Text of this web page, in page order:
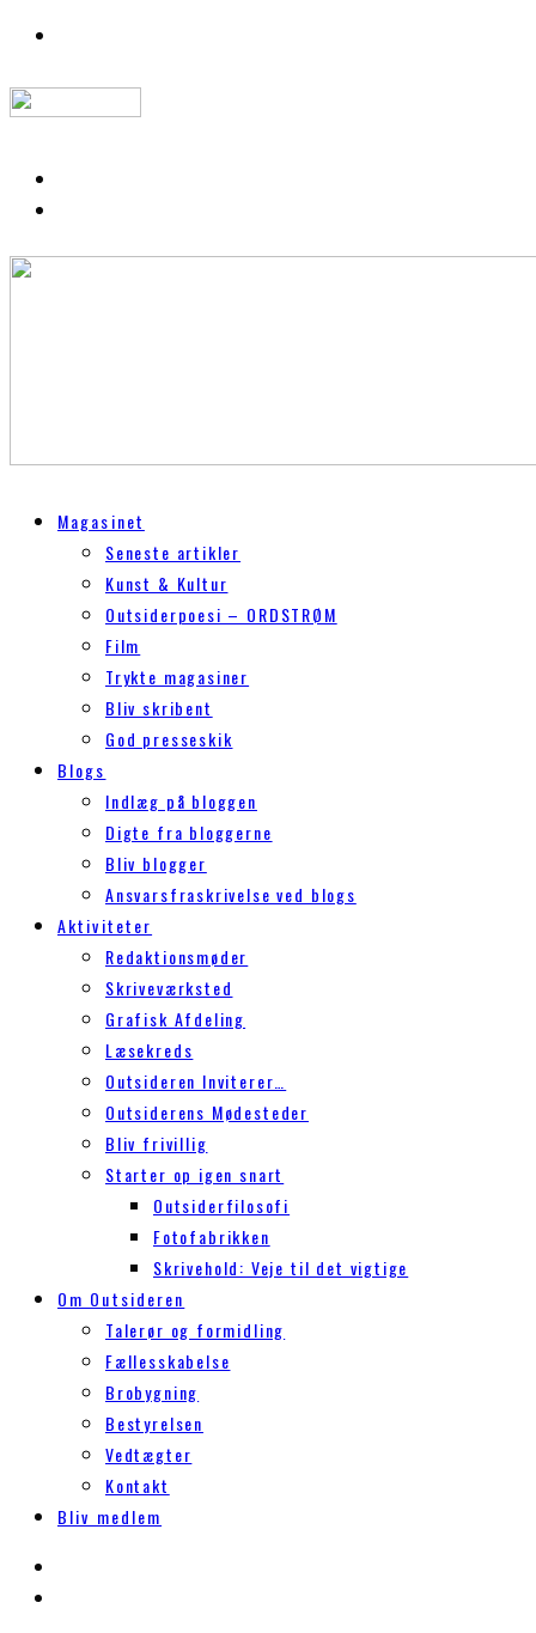
Magasinet
Seneste artikler
Kunst & Kultur
Outsiderpoesi – ORDSTRØM
Film
Trykte magasiner
Bliv skribent
God presseskik
Blogs
Indlæg på bloggen
Digte fra bloggerne
Bliv blogger
Ansvarsfraskrivelse ved blogs
Aktiviteter
Redaktionsmøder
Skriveværksted
Grafisk Afdeling
Læsekreds
Outsideren Inviterer…
Outsiderens Mødesteder
Bliv frivillig
Starter op igen snart
Outsiderfilosofi
Fotofabrikken
Skrivehold: Veje til det vigtige
Om Outsideren
Talerør og formidling
Fællesskabelse
Brobygning
Bestyrelsen
Vedtægter
Kontakt
Bliv medlem